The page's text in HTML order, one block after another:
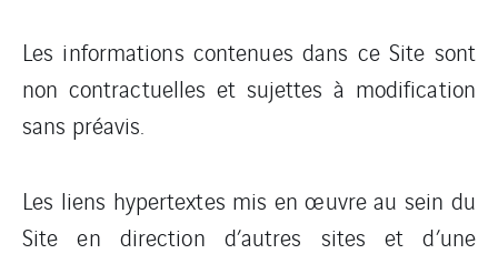
Les informations contenues dans ce Site sont
non contractuelles et sujettes à modification
sans préavis.
Les liens hypertextes mis en œuvre au sein du
Site en direction d’autres sites et d’une